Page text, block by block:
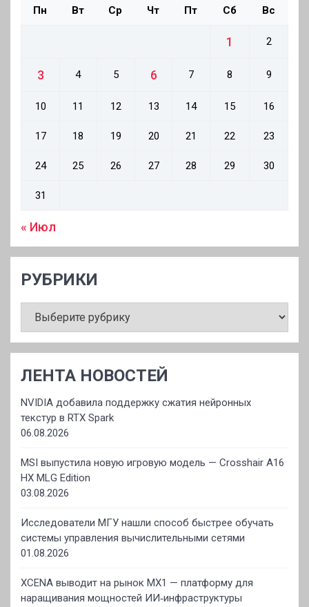
Пн Вт Ср Чт Пт Сб Вс
1 2
3 4 5 6 7 8 9
10 11 12 13 14 15 16
17 18 19 20 21 22 23
24 25 26 27 28 29 30
31
« Июл
РУБРИКИ
ЛЕНТА НОВОСТЕЙ
NVIDIA добавила поддержку сжатия нейронных
текстур в RTX Spark
06.08.2026
MSI выпустила новую игровую модель — Crosshair A16
HX MLG Edition
03.08.2026
Исследователи МГУ нашли способ быстрее обучать
системы управления вычислительными сетями
01.08.2026
XCENA выводит на рынок MX1 — платформу для
наращивания мощностей ИИ‑инфраструктуры